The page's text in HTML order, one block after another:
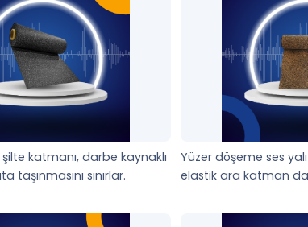
Rulolu ses yalıtımı özellikle geniş duvar,
parçasıdır. Duvar ve tavan
katmanı, darbe kaynaklı
taşınmasını sınırlar.
Yüzer döşeme ses
elastik ara katman